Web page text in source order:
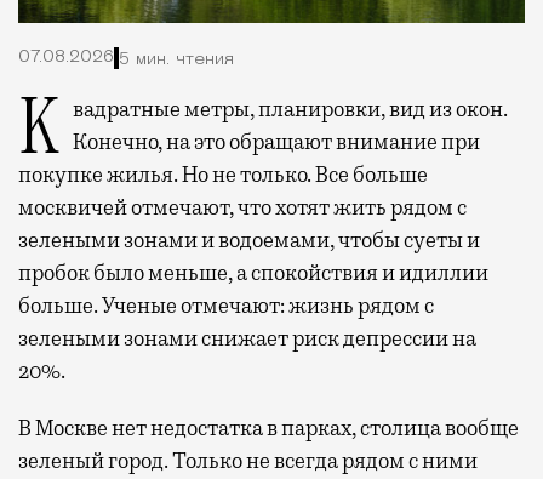
07.08.2026 5 мин. чтения
Квадратные метры, планировки, вид из окон. Конечно, на это обращают внимание при
покупке жилья. Но не только. Все больше
москвичей отмечают, что хотят жить рядом с
зелеными зонами и водоемами, чтобы суеты и
пробок было меньше, а спокойствия и идиллии
больше. Ученые отмечают: жизнь рядом с
зелеными зонами снижает риск депрессии на
20%.
В Москве нет недостатка в парках, столица вообще
зеленый город. Только не всегда рядом с ними